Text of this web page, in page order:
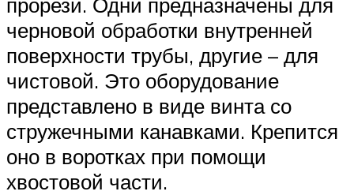
черновой обработки внутренней
поверхности трубы, другие – для
чистовой. Это оборудование
представлено в виде винта со
стружечными канавками. Крепится
оно в воротках при помощи
хвостовой части.